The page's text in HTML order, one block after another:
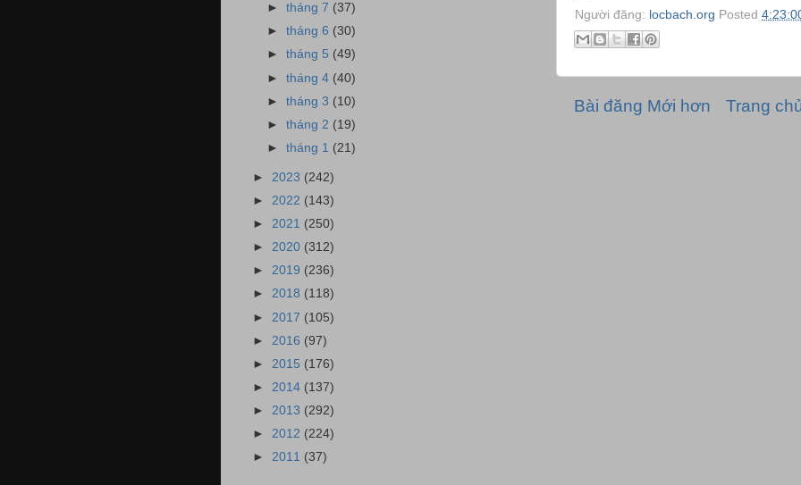
Người đăng: locbach.org Posted
Bài đăng Mới hơn Trang
►tháng 7 (37)
►tháng 6 (30)
►tháng 5 (49)
►tháng 4 (40)
►tháng 3 (10)
►tháng 2 (19)
►tháng 1 (21)
► 2023 (242)
► 2022 (143)
► 2021 (250)
► 2020 (312)
► 2019 (236)
► 2018 (118)
► 2017 (105)
► 2016 (97)
► 2015 (176)
► 2014 (137)
► 2013 (292)
► 2012 (224)
► 2011 (37)